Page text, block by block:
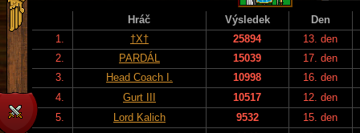
Hráč Výsledek
Den
1.
†X† 25894
13. den
2.
PARDÁL 15039
17. den
3.
Head Coach I. 10998
16. den
4.
Gurt III 10517
12. den
5.
Lord Kalich 9532
15. den